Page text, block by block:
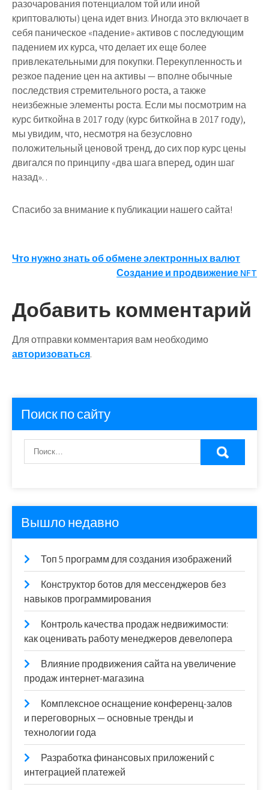
разочарования потенциалом той или иной
криптовалюты) цена идет вниз. Иногда это включает в
себя паническое «падение» активов с последующим
падением их курса, что делает их еще более
привлекательными для покупки. Перекупленность и
резкое падение цен на активы — вполне обычные
последствия стремительного роста, а также
неизбежные элементы роста. Если мы посмотрим на
курс биткойна в 2017 году (курс биткойна в 2017 году),
мы увидим, что, несмотря на безусловно
положительный ценовой тренд, до сих пор курс цены
двигался по принципу «два шага вперед, один шаг
назад». .
Спасибо за внимание к публикации нашего сайта!
Навигация
записям
Что нужно знать об обмене электронных валют
Создание и продвижение NFT
Добавить комментарий
Для отправки комментария вам необходимо
авторизоваться.
Поиск по сайту
Вышло недавно
Топ 5 программ для создания изображений
Конструктор ботов для мессенджеров без
навыков программирования
Контроль качества продаж недвижимости:
как оценивать работу менеджеров девелопера
Влияние продвижения сайта на увеличение
продаж интернет-магазина
Комплексное оснащение конференц-залов
и переговорных — основные тренды и
технологии года
Разработка финансовых приложений с
интеграцией платежей